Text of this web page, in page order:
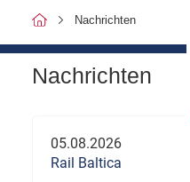
Nachrichten
Nachrichten
05.08.2026
Rail Baltica